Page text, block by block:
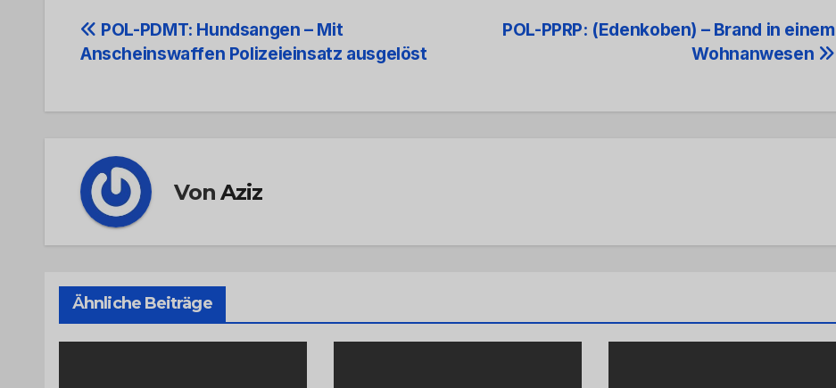
Beitrags-
POL-PPRP: (Edenkoben) – Brand in einem
Wohnanwesen
POL-PDMT: Hundsangen – Mit
Anscheinswaffen Polizeieinsatz ausgelöst
VonAziz
Ähnliche Beiträge